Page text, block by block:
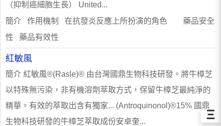
（抑制癌細胞生長） United...
簡介 作用機制 在抗發炎反應上所扮演的角色 藥品安全
性 藥品有效性
紅敏風
簡介 紅敏風®(Rasle)® 由台灣國鼎生物科技研發。將牛樟芝
以特殊無污染，非有機溶劑萃取方式，保留牛樟芝最純淨的
精華。有效的萃取出含有獨家... (Antroquinonol)®15% 國鼎
生物科技研發的牛樟芝萃取成份安卓奎...
Ξ